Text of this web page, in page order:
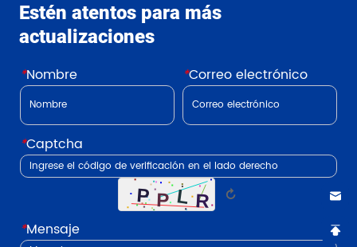
Estén atentos para más
actualizaciones
*Nombre *Correo electrónico
*Captcha
↻
*Mensaje